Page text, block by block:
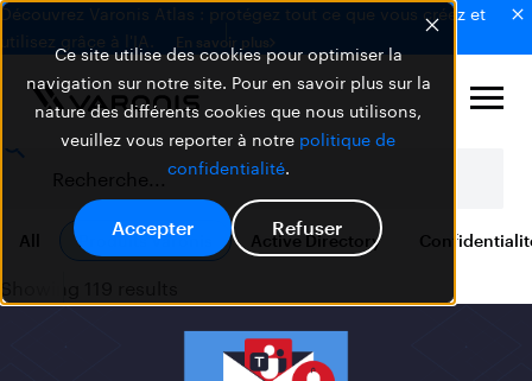
Ce site utilise des cookies pour optimiser la
navigation sur notre site. Pour en savoir plus sur la
nature des différents cookies que nous utilisons,
veuillez vous reporter à notre politique de
confidentialité.
Accepter Refuser
Découvrez Varonis Atlas : protégez tout ce que vous créez et
utilisez grâce à l'IA.
En savoir plus
All Produits Varonis Active Directory